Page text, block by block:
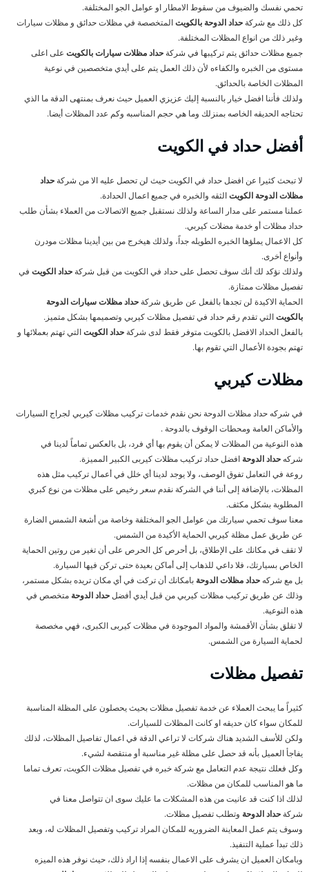
تحمي نفسك والضيوف من سقوط الامطار او عوامل الجو المختلفة.
كل ذلك مع شركة حداد الدوحة بالكويتالمتخصصة في مظلات حدائق و مظلات سيارات
وغير ذلك من انواع المظلات المختلفة.
جميع مظلات حدائق يتم تركيبها في شركة حداد مظلات سيارات بالكويت على اعلى
مستوى من الخبره والكفاءه لأن ذلك العمل يتم على أيدي متخصصين في نوعية
المظلات الخاصة بالحدائق.
ولذلك فأننا افضل خيار بالنسبة إليك عزيزي العميل حيث نعرف بمنتهى الدقة ما الذي
تحتاجه الحديقه الخاصه بمنزلك وما هي حجم المناسبه وكم عدد المظلات أيضا.
أفضل حداد في الكويت
لا تبحث كثيرا عن افضل حداد في الكويت حيث لن تحصل عليه الا من شركة حداد
مظلات الدوحة الكويتالثقه والخبره في جميع اعمال الحدادة.
عملنا مستمر على مدار الساعة ولذلك نستقبل جميع الاتصالات من العملاء بشأن طلب
حداد مظلات أو خدمة مضلات كيربي.
كل الاعمال يملؤها الخبره الطويله جداً، ولذلك هيخرج من بين أيدينا مظلات مودرن
وأنواع أخرى.
ولذلك نؤكد لك أنك سوف تحصل على حداد في الكويت من قبل شركة حداد الكويت في
تفصيل مظلات ممتازة.
الحماية الاكيدة لن تجدها بالفعل عن طريق شركة حداد مظلات سيارات الدوحة
بالكويتالتي تقدم رقم حداد في تفصيل مظلات كيربي وتصميمها بشكل متميز.
بالفعل الحداد الافضل بالكويت متوفر فقط لدى شركة حداد الكويتالتي تهتم بعملائها و
تهتم بجودة الأعمال التي تقوم بها.
مظلات كيربي
في شركه حداد مظلات الدوحة نحن نقدم خدمات تركيب مظلات كيربي لجراج السيارات
والأماكن العامة ومحطات الوقوف بالدوحة .
هذه النوعية من المظلات لا يمكن أن يقوم بها أي فرد، بل بالعكس تماماً لدينا في
شركه حداد الدوحة افضل حداد تركيب مظلات كيربى الكبير المميزة.
روعة في التعامل تفوق الوصف، ولا يوجد لدينا أي خلل في أعمال تركيب مثل هذه
المظلات، بالإضافة إلى أننا في الشركة نقدم سعر رخيص على مظلات من نوع كبري
المطلوبة بشكل مكثف.
معنا سوف تحمي سيارتك من عوامل الجو المختلفة وخاصة من أشعة الشمس الضارة
عن طريق عمل مظلة كيربي الحماية الأكيدة من الشمس.
لا تقف في مكانك على الإطلاق، بل أحرص كل الحرص على أن تغير من روتين الحماية
الخاص بسيارتك، فلا داعي للذهاب إلى أماكن بعيدة حتى تركن فيها السيارة.
بل مع شركه حداد مظلات الدوحة بامكانك أن تركت في أي مكان تريده بشكل مستمر،
وذلك عن طريق تركيب مظلات كيربي من قبل أيدي أفضلحداد الدوحة متخصص في
هذه النوعية.
لا تقلق بشأن الأقمشة والمواد الموجودة في مظلات كيربى الكبرى، فهي مخصصة
لحماية السيارة من الشمس.
تفصيل مظلات
كثيراً ما يبحث العملاء عن خدمة تفصيل مظلات بحيث يحصلون على المظلة المناسبة
للمكان سواء كان حديقه او كانت المظلات للسيارات.
ولكن للأسف الشديد هناك شركات لا تراعي الدقة في اعمال تفاصيل المظلات، لذلك
يفاجأ العميل بأنه قد حصل على مظلة غير مناسبة أو منتقصة لشيء.
وكل فعلك نتيجة عدم التعامل مع شركة خبره في تفصيل مظلات الكويت، تعرف تماما
ما هو المناسب للمكان من مظلات.
لذلك اذا كنت قد عانيت من هذه المشكلات ما عليك سوى ان تتواصل معنا في
شركة حداد الدوحة وتطلب تفصيل مظلات.
وسوف يتم عمل المعاينة الضروريه للمكان المراد تركيب وتفصيل المظلات له، وبعد
ذلك تبدأ عملية التنفيذ.
وبامكان العميل ان يشرف على الاعمال بنفسه إذا اراد ذلك، حيث نوفر هذه الميزه